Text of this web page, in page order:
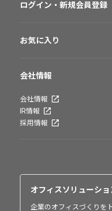
ログイン・新規会員登録
お気に入り
会社情報
会社情報
IR情報
採用情報
オフィスソリューシ
企業のオフィスづくりを